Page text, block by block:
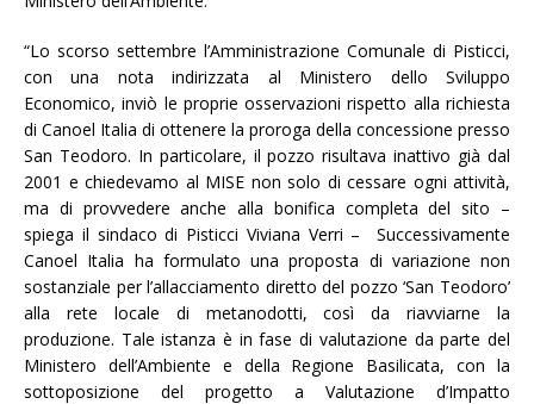
“Lo scorso settembre l’Amministrazione Comunale di Pisticci,
con una nota indirizzata al Ministero dello Sviluppo
Economico, inviò le proprie osservazioni rispetto alla richiesta
di Canoel Italia di ottenere la proroga della concessione presso
San Teodoro. In particolare, il pozzo risultava inattivo già dal
2001 e chiedevamo al MISE non solo di cessare ogni attività,
ma di provvedere anche alla bonifica completa del sito –
spiega il sindaco di Pisticci Viviana Verri – Successivamente
Canoel Italia ha formulato una proposta di variazione non
sostanziale per l’allacciamento diretto del pozzo ‘San Teodoro’
alla rete locale di metanodotti, così da riavviarne la
produzione. Tale istanza è in fase di valutazione da parte del
Ministero dell’Ambiente e della Regione Basilicata, con la
sottoposizione del progetto a Valutazione d’Impatto